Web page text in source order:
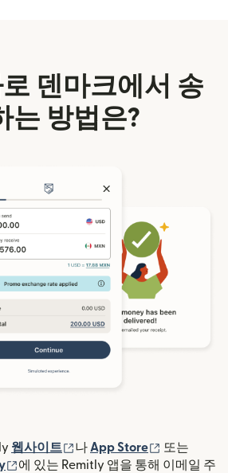
덴마크에서 송
는 방법은?
웹사이트 (새 창에서 열림)
나App Store (새 창에서
또는
(새 창에서 열림)
에 있는 Remitly 앱을 통해 이메일 주